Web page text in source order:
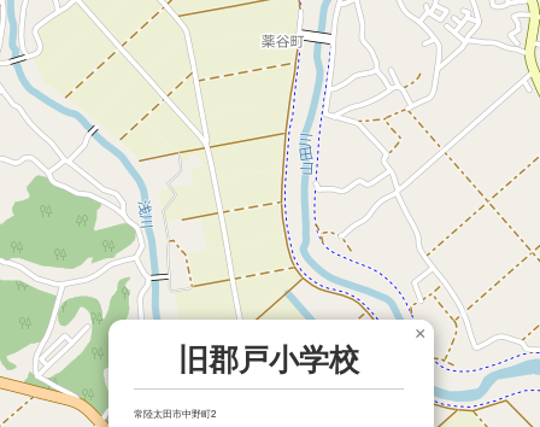
旧郡戸小学校
常陸太田市中野町2
×